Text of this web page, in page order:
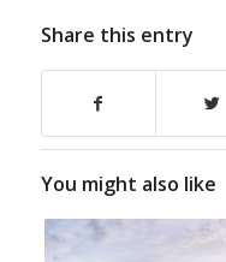
Share this entry
You might also like